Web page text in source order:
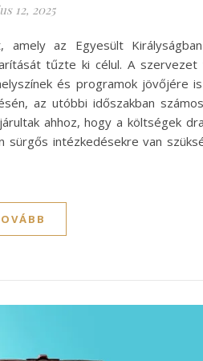
12, 2025
az Egyesült
tűzte ki célul. A
és programok jövőjére
az utóbbi időszakban
ahhoz, hogy a költségek
intézkedésekre van